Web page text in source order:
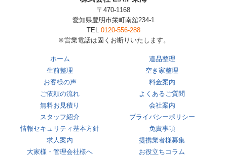
〒470-1168
愛知県豊明市栄町南舘234-1
TEL 0120-556-288
※営業電話は固くお断りいたします。
ホーム
遺品整理
生前整理
空き家整理
お客様の声
料金案内
ご依頼の流れ
よくあるご質問
無料お見積り
会社案内
スタッフ紹介
プライバシーポリシー
情報セキュリティ基本方針
免責事項
求人案内
提携業者様募集
大家様・管理会社様へ
お役立ちコラム